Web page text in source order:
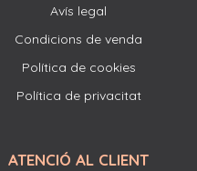
Avís legal
Condicions de venda
Política de cookies
Política de privacitat
ATENCIÓ AL CLIENT